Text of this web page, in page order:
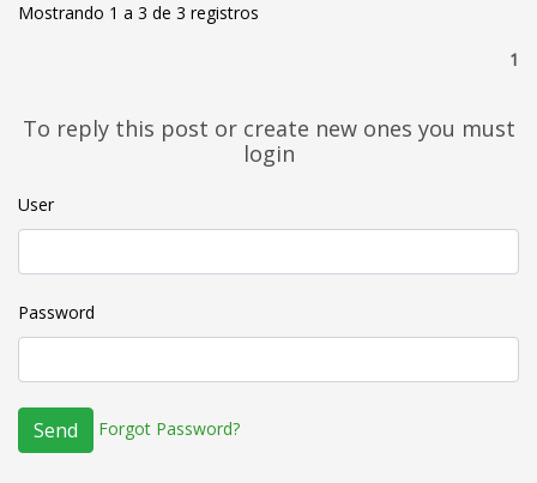
Mostrando 1 a 3 de 3 registros
1
To reply this post or create new ones you must
login
User
Password
Send Forgot Password?